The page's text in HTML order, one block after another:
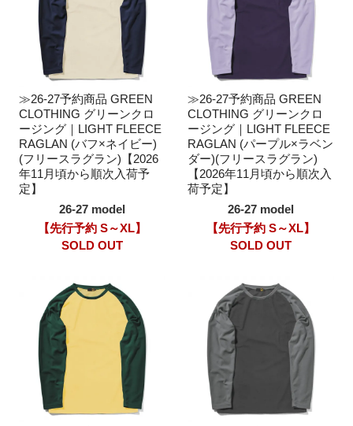
≫26-27予約商品 GREEN
CLOTHING グリーンクロ
ージング｜LIGHT FLEECE
RAGLAN (バフ×ネイビー)
(フリースラグラン)【2026
年11月頃から順次入荷予
定】
26-27 model
【先行予約 S～XL】
SOLD OUT
≫26-27予約商品 GREEN
CLOTHING グリーンクロ
ージング｜LIGHT FLEECE
RAGLAN (パープル×ラベン
ダー)(フリースラグラン)
【2026年11月頃から順次入
荷予定】
26-27 model
【先行予約 S～XL】
SOLD OUT